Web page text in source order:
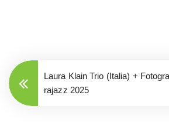
Laura Klain Trio (Italia) +
rajazz 2025